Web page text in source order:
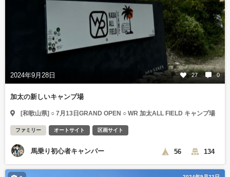
2024年9月28日 27 0
加太の新しいキャンプ場
[和歌山県] ○ 7月13日GRAND OPEN ○ WR 加太ALL FIELD キャンプ場
ファミリー オートサイト 区画サイト
馬乗り初心者キャンパー 56 134